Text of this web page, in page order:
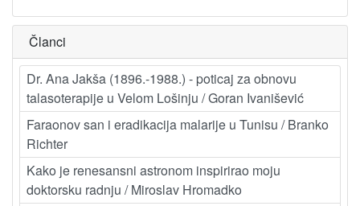
Članci
Dr. Ana Jakša (1896.-1988.) - poticaj za obnovu
talasoterapije u Velom Lošinju / Goran Ivanišević
Faraonov san i eradikacija malarije u Tunisu / Branko
Richter
Kako je renesansni astronom inspirirao moju
doktorsku radnju / Miroslav Hromadko